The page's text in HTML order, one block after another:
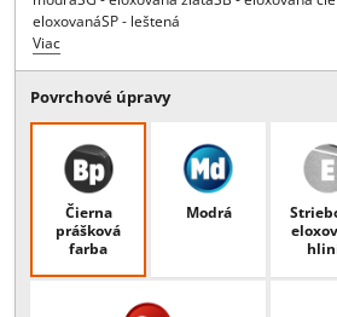
Popis:
mm, priemer M skrutky - M5, hrúbka
zadného dielu 25 mm , SR - eloxovaná
modráSG - eloxovaná zlatáSB -
eloxovanáSP - leštená
Viac
Povrchové úpravy